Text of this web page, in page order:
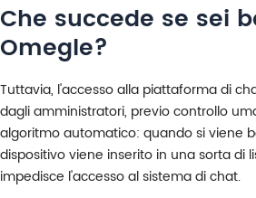
Che succede se sei
Omegle?
Tuttavia, l'accesso alla piattaforma di
dagli amministratori, previo controllo
algoritmo automatico: quando si viene
dispositivo viene inserito in una sorta di
impedisce l'accesso al sistema di chat.